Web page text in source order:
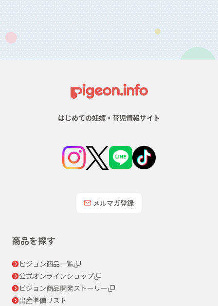
はじめての妊娠・育児情報サイト
メルマガ登録
商品を探す
ピジョン商品一覧
公式オンラインショップ
ピジョン商品開発ストーリー
出産準備リスト